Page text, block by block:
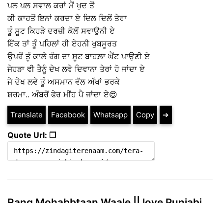
ਪਲ ਪਲ ਸਵਾਲ ਕਰਾਂ ਮੈਂ ਖੁਦ ਤੋਂ
ਕੀ ਕਾਹਤੋਂ ਇਨਾਂ ਕਰਦਾ ਏ ਦਿਲ ਦਿਲੋਂ ਤੇਰਾ
ਤੂੰ ਸੂਟ ਕਿਹੜੇ ਦਰਜ਼ੀ ਕੋਲੋਂ ਸਵਾਉਨੀ ਏ
ਇੱਕ ਤਾਂ ਤੂੰ ਪਹਿਲਾਂ ਹੀ ਏਹਨੀ ਖੁਬਸੂਰਤ
ਉਪਰੋਂ ਤੂੰ ਕਾਲ਼ੇ ਰੰਗ ਦਾ ਸੂਟ ਬਾਹਲ਼ਾ ਘੈਂਟ ਪਾਉਣੀ ਏ
ਜੇਹੜਾ ਵੀ ਤੈਨੂੰ ਦੇਖ ਲਵੇ ਦਿਵਾਨਾ ਤੇਰਾਂ ਹੋ ਜਾਂਦਾ ਏ
ਜੇ ਦੇਖ ਲਵੇ ਤੂੰ ਅਸਮਾਨ ਵੱਲ ਅੱਖਾਂ ਭਰਕੇ
ਸ਼ਰਮਾ.. ਅੰਬਰੋਂ ਫੇਰ ਮੀਂਹ ਪੈ ਜਾਂਦਾ ਏ😍
Translate Facebook Whatsapp Copy ➔
Quote Url: ❐